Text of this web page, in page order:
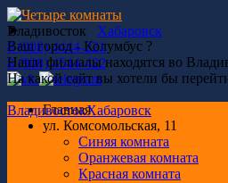
Владивосток
Хабаровск
8 (908) 4444-221
8 (908) 4544-422
Главная
ул. Комсомольская, 11
Синяя комната
Оранжевая комната
Красная комната
➤
Ваш город - Колумбус ?
Наши филиалы находятся во
На какой сайт вы хотели бы
ВладивостокХабаровск